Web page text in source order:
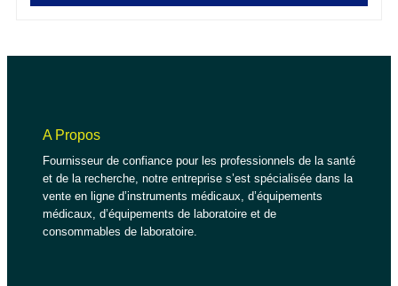
A Propos
Fournisseur de confiance pour les professionnels de la santé
et de la recherche, notre entreprise s’est spécialisée dans la
vente en ligne d’instruments médicaux, d’équipements
médicaux, d’équipements de laboratoire et de
consommables de laboratoire.